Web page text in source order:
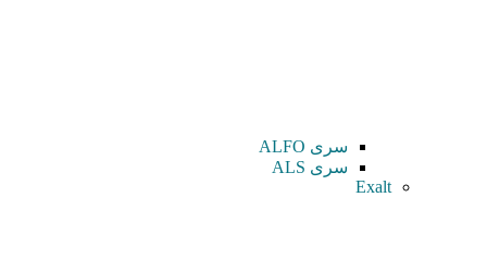
سری ALFO
سری ALS
Exalt